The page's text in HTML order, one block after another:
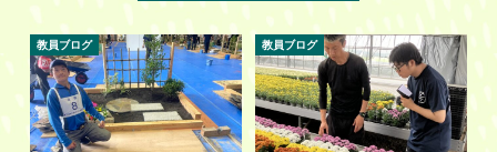
教員ブログ 教員ブログ